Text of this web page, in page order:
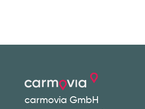
carmovia GmbH